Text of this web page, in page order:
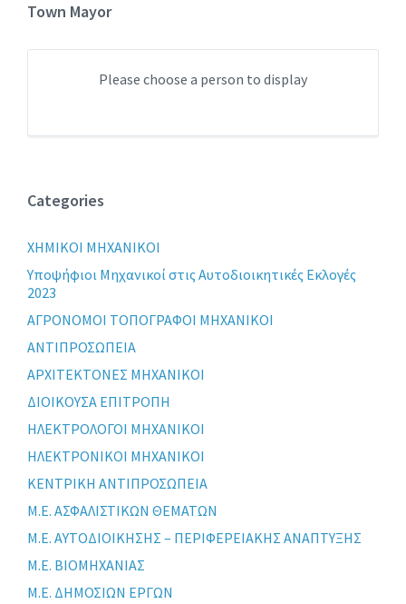
Town Mayor
Please choose a person to display
Categories
XHMIKOI MHXANIKOI
Yποψήφιοι Μηχανικοί στις Αυτοδιοικητικές Εκλογές
2023
ΑΓΡΟΝΟΜΟΙ ΤΟΠΟΓΡΑΦΟΙ ΜΗΧΑΝΙΚΟΙ
ΑΝΤΙΠΡΟΣΩΠΕΙΑ
ΑΡΧΙΤΕΚΤΟΝΕΣ ΜΗΧΑΝΙΚΟΙ
ΔΙΟΙΚΟΥΣΑ ΕΠΙΤΡΟΠΗ
ΗΛΕΚΤΡΟΛΟΓΟΙ ΜΗΧΑΝΙΚΟΙ
ΗΛΕΚΤΡΟΝΙΚΟΙ ΜΗΧΑΝΙΚΟΙ
ΚΕΝΤΡΙΚΗ ΑΝΤΙΠΡΟΣΩΠΕΙΑ
Μ.Ε. ΑΣΦΑΛΙΣΤΙΚΩΝ ΘΕΜΑΤΩΝ
Μ.Ε. ΑΥΤΟΔΙΟΙΚΗΣΗΣ – ΠΕΡΙΦΕΡΕΙΑΚΗΣ ΑΝΑΠΤΥΞΗΣ
Μ.Ε. ΒΙΟΜΗΧΑΝΙΑΣ
Μ.Ε. ΔΗΜΟΣΙΩΝ ΕΡΓΩΝ